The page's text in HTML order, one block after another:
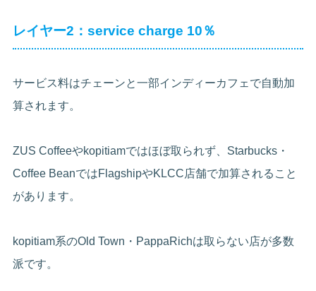
レイヤー2：service charge 10％
サービス料はチェーンと一部インディーカフェで自動加
算されます。
ZUS Coffeeやkopitiamではほぼ取られず、Starbucks・
Coffee BeanではFlagshipやKLCC店舗で加算されること
があります。
kopitiam系のOld Town・PappaRichは取らない店が多数
派です。